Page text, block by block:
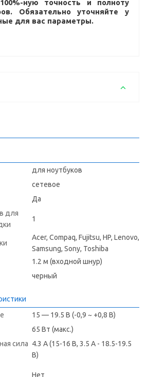
ную точность и полноту
Обязательно уточняйте у
для вас параметры.
для ноутбуков
сетевое
Да
для
1
Acer, Compaq, Fujitsu, HP, Lenovo,
Samsung, Sony, Toshiba
1.2 м (входной шнур)
черный
15 — 19.5 В (-0,9 ~ +0,8 В)
65 Вт (макс.)
сила 4.3 А (15-16 В, 3.5 А - 18.5-19.5
В)
Нет